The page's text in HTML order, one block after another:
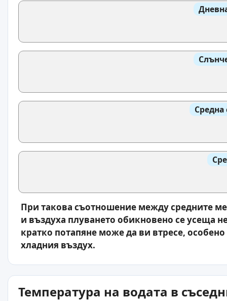
Средна
При такова съотношение между средните
и въздуха плуването обикновено се усеща
кратко потапяне може да ви втресе, особено
хладния въздух.
Температура на водата в